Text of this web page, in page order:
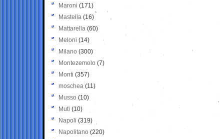
Maroni (171)
Mastella (16)
Mattarella (60)
Meloni (14)
Milano (300)
Montezemolo (7)
Monti (357)
moschea (11)
Musso (10)
Muti (10)
Napoli (319)
Napolitano (220)